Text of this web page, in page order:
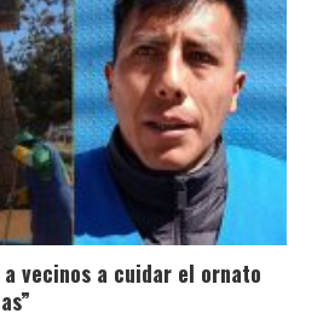
vecinos a cuidar el ornato